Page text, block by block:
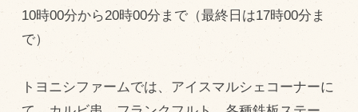
10時00分から20時00分まで（最終日は17時00分ま
で）
トヨニシファームでは、アイスマルシェコーナーに
衛生管理体制
業務管理体制
品質管理体制
最新の設備